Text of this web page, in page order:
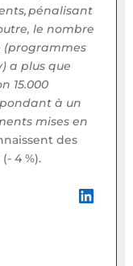
pénalisant
le nombre
(programmes
a plus que
15.000
à un
mises en
des
4 %).
LinkedIn